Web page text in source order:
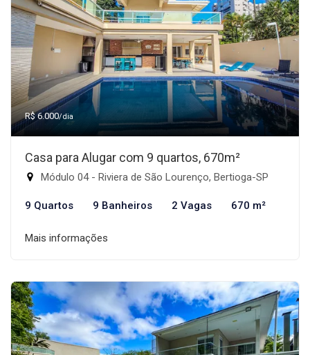
R$ 6.000/dia
Casa para Alugar com 9 quartos, 670m²
Módulo 04 - Riviera de São Lourenço, Bertioga-SP
9 Quartos 9 Banheiros 2 Vagas 670 m²
Mais informações